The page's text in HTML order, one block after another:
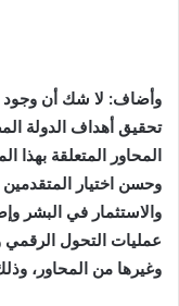
وأضاف: لا شك أن وجود
تحقيق أهداف الدولة
المحاور المتعلقة بهذا
وحسن اختيار
والاستثمار في البشر
عمليات التحول الرقمي
وغيرها من المحاور،